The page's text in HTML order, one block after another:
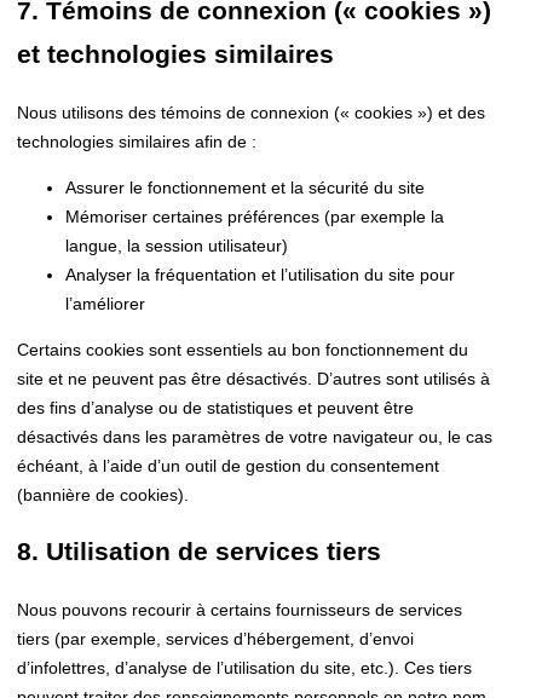
7. Témoins de connexion (« cookies »)
et technologies similaires
Nous utilisons des témoins de connexion (« cookies ») et des
technologies similaires afin de :
Assurer le fonctionnement et la sécurité du site
Mémoriser certaines préférences (par exemple la
langue, la session utilisateur)
Analyser la fréquentation et l’utilisation du site pour
l’améliorer
Certains cookies sont essentiels au bon fonctionnement du
site et ne peuvent pas être désactivés. D’autres sont utilisés à
des fins d’analyse ou de statistiques et peuvent être
désactivés dans les paramètres de votre navigateur ou, le cas
échéant, à l’aide d’un outil de gestion du consentement
(bannière de cookies).
8. Utilisation de services tiers
Nous pouvons recourir à certains fournisseurs de services
tiers (par exemple, services d’hébergement, d’envoi
d’infolettres, d’analyse de l’utilisation du site, etc.). Ces tiers